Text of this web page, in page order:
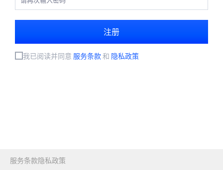
注册
我已阅读并同意 服务条款和 隐私政策
服务条款隐私政策